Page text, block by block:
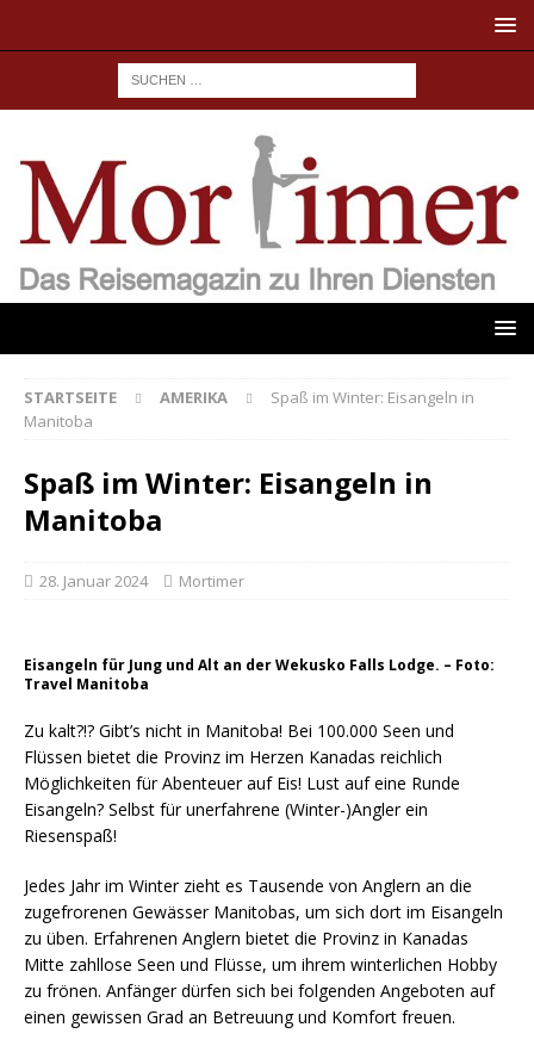
STARTSEITE AMERIKA
Spaß im Winter: Eisangeln in
Manitoba
Spaß im Winter: Eisangeln in
Manitoba
28. Januar 2024 Mortimer
Eisangeln für Jung und Alt an der Wekusko Falls Lodge. – Foto:
Travel Manitoba
Zu kalt?!? Gibt’s nicht in Manitoba! Bei 100.000 Seen und
Flüssen bietet die Provinz im Herzen Kanadas reichlich
Möglichkeiten für Abenteuer auf Eis! Lust auf eine Runde
Eisangeln? Selbst für unerfahrene (Winter-)Angler ein
Riesenspaß!
Jedes Jahr im Winter zieht es Tausende von Anglern an die
zugefrorenen Gewässer Manitobas, um sich dort im Eisangeln
zu üben. Erfahrenen Anglern bietet die Provinz in Kanadas
Mitte zahllose Seen und Flüsse, um ihrem winterlichen Hobby
zu frönen. Anfänger dürfen sich bei folgenden Angeboten auf
einen gewissen Grad an Betreuung und Komfort freuen.